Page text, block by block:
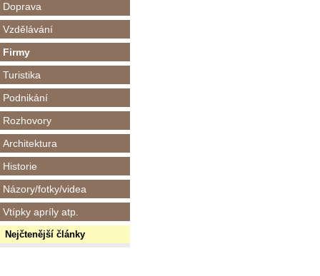
Doprava
Vzdělávání
Firmy
Turistika
Podnikání
Rozhovory
Architektura
Historie
Názory/fotky/videa
Vtípky apríly atp.
Nejčtenější články